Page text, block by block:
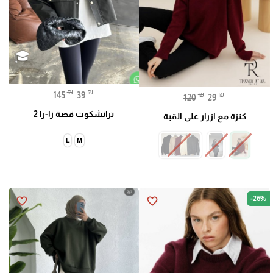
120 ₪ 29 ₪
كنزة مع ازرار على القبة
145 ₪ 39 ₪
ترانشكوت قصة زا-را 2
M
L
favorite_border -26%
favorite_border